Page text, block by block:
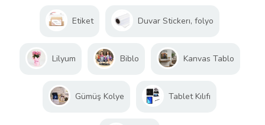
Etiket Duvar Stickerı, folyo
Lilyum Biblo Kanvas Tablo
Gümüş Kolye Tablet Kılıfı